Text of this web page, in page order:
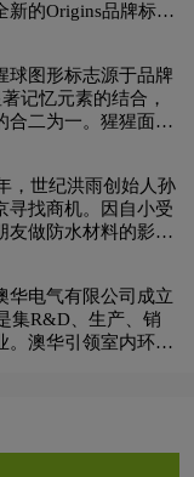
设计
设计
logo设计
司logo设计
新的Origins品牌标志
天然为本科
Origins作为全球高
地位。
球图形标志源于品牌
记忆元素的结合，
合二为一。猩猩面部
亲切友好。手工木
合猩猩粗犷率真的
续至品牌全部产品包
“尊重本来的味道”这
流行的光滑精致的卡
自然，健康和原生
品牌色彩原野青有
度的橄榄绿更有一种
园公司的绿色系，
特质。
，世纪洪雨创始人孙
寻找商机。因自小受
友做防水材料的影
的兴趣。遂于1994
雨防水材料厂。取
洪代表了水利万物、
一格的用人理念，
之心、水滴石穿的坚
华电气有限公司成立
集R&D、生产、销
。澳华引领室内环境
内环境调控体系。